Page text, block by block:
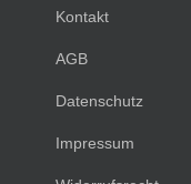
Kontakt
AGB
Datenschutz
Impressum